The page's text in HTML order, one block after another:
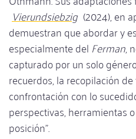
Vierundsiebzig (2024), en
demuestran que abordar y
especialmente del Ferman,
capturado por un solo
recuerdos, la recopilación
confrontación con lo
perspectivas, herramientas
posición".